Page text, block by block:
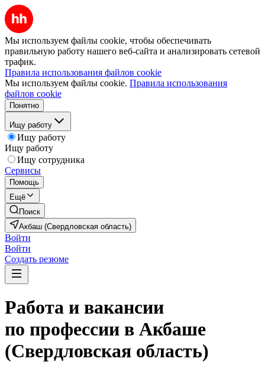
Мы используем файлы cookie, чтобы обеспечивать
правильную работу нашего веб-сайта и анализировать сетевой
трафик.
Правила использования файлов cookie
Мы используем файлы cookie. Правила использования
файлов cookie
Понятно
Ищу работу
Ищу работу
Ищу работу
Ищу сотрудника
Сервисы
Помощь
Ещё
Поиск
Акбаш (Свердловская область)
Войти
Войти
Создать резюме
Работа и вакансии
по профессии в Акбаше
(Свердловская область)